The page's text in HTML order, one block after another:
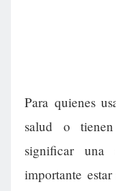
Para quienes
salud o
significar una
importante